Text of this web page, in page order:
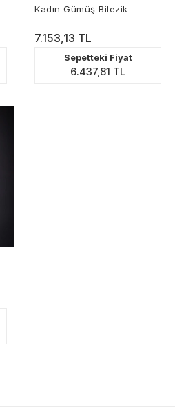
Kadın Gümüş Bilezik
7.153,13 TL
Sepetteki Fiyat
6.437,81 TL